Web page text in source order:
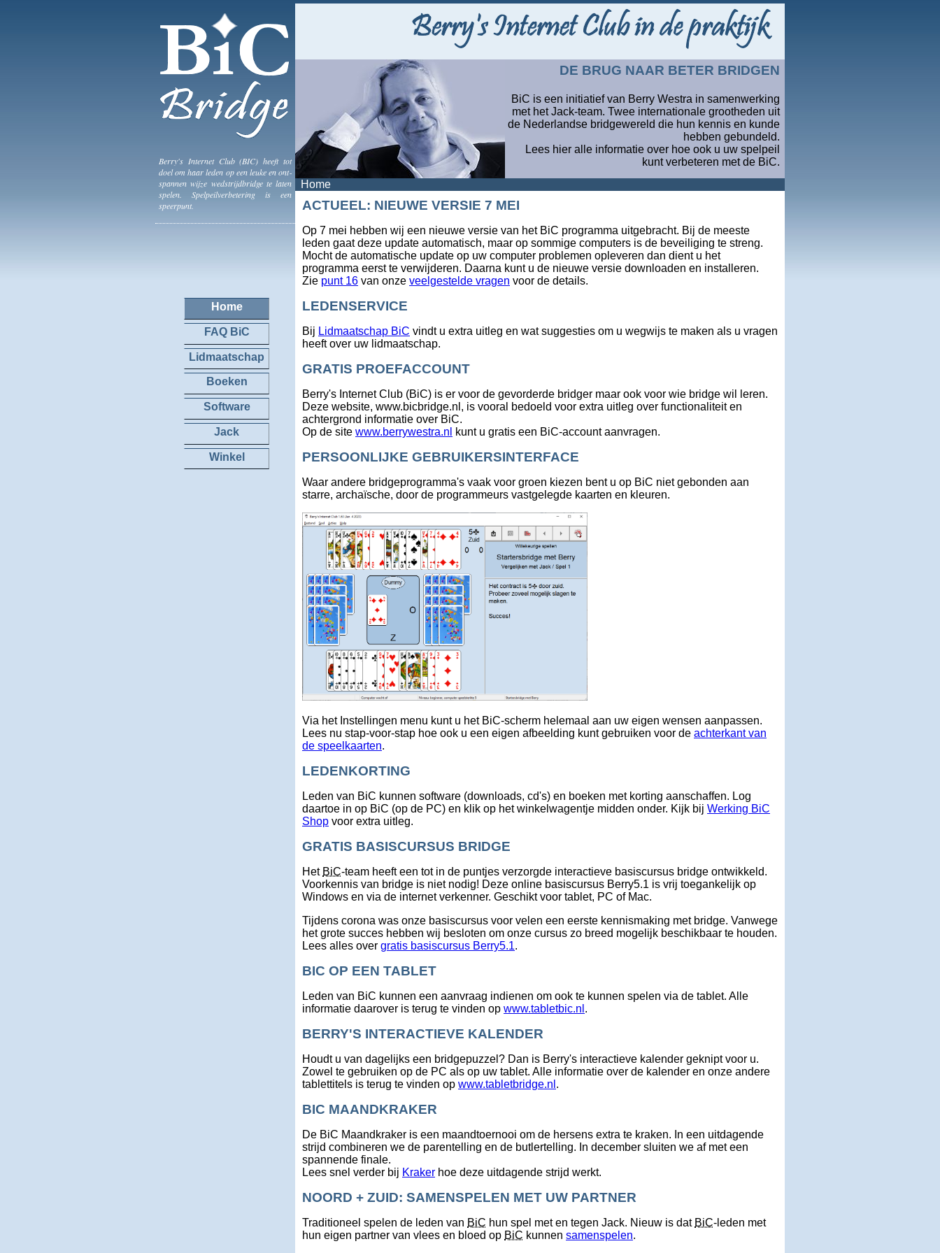
Berry's Internet Club (BIC) heeft tot
doel om haar leden op een leuke en ont­
spannen wijze wed­strijd­bridge te laten
spelen. Spel­peil­ver­be­te­ring is een
speerpunt.
DE BRUG NAAR BETER BRIDGEN
BiC is een initiatief van Berry Westra in samenwerking
met het Jack-team. Twee internationale grootheden uit
de Nederlandse bridgewereld die hun kennis en kunde
hebben gebundeld.
Lees hier alle informatie over hoe ook u uw spelpeil
kunt verbeteren met de BiC.
Home
ACTUEEL: NIEUWE VERSIE 7 MEI
Op 7 mei hebben wij een nieuwe versie van het BiC programma uitgebracht. Bij de meeste
leden gaat deze update automatisch, maar op sommige computers is de beveiliging te streng.
Mocht de automatische update op uw computer problemen opleveren dan dient u het
programma eerst te verwijderen. Daarna kunt u de nieuwe versie downloaden en installeren.
Zie punt 16 van onze veelgestelde vragen voor de details.
LEDENSERVICE
Bij Lidmaatschap BiC vindt u extra uitleg en wat suggesties om u wegwijs te maken als u vragen
heeft over uw lidmaatschap.
GRATIS PROEFACCOUNT
Berry's Internet Club (BiC) is er voor de gevorderde bridger maar ook voor wie bridge wil leren.
Deze website, www.bicbridge.nl, is vooral bedoeld voor extra uitleg over functionaliteit en
achtergrond informatie over BiC.
Op de site www.berrywestra.nl kunt u gratis een BiC-account aanvragen.
PERSOONLIJKE GEBRUIKERSINTERFACE
Waar andere bridgeprogramma's vaak voor groen kiezen bent u op BiC niet gebonden aan
starre, archaïsche, door de programmeurs vastgelegde kaarten en kleuren.
Via het Instellingen menu kunt u het BiC-scherm helemaal aan uw eigen wensen aanpassen.
Lees nu stap-voor-stap hoe ook u een eigen afbeelding kunt gebruiken voor de achterkant van
de speelkaarten.
LEDENKORTING
Leden van BiC kunnen software (downloads, cd's) en boeken met korting aanschaffen. Log
daartoe in op BiC (op de PC) en klik op het winkelwagentje midden onder. Kijk bij Werking BiC
Shop voor extra uitleg.
GRATIS BASISCURSUS BRIDGE
Het BiC-team heeft een tot in de puntjes verzorgde interactieve basiscursus bridge ontwikkeld.
Voorkennis van bridge is niet nodig! Deze online basiscursus Berry5.1 is vrij toegankelijk op
Windows en via de internet verkenner. Geschikt voor tablet, PC of Mac.
Tijdens corona was onze basiscursus voor velen een eerste kennismaking met bridge. Vanwege
het grote succes hebben wij besloten om onze cursus zo breed mogelijk beschikbaar te houden.
Lees alles over gratis basiscursus Berry5.1.
BIC OP EEN TABLET
Leden van BiC kunnen een aanvraag indienen om ook te kunnen spelen via de tablet. Alle
informatie daarover is terug te vinden op www.tabletbic.nl .
BERRY'S INTERACTIEVE KALENDER
Houdt u van dagelijks een bridgepuzzel? Dan is Berry's interactieve kalender geknipt voor u.
Zowel te gebruiken op de PC als op uw tablet. Alle informatie over de kalender en onze andere
tablettitels is terug te vinden op www.tabletbridge.nl .
BIC MAANDKRAKER
De BiC Maandkraker is een maandtoernooi om de hersens extra te kraken. In een uitdagende
strijd combineren we de parentelling en de butlertelling. In december sluiten we af met een
spannende finale.
Lees snel verder bij Kraker hoe deze uitdagende strijd werkt.
NOORD + ZUID: SAMENSPELEN MET UW PARTNER
Traditioneel spelen de leden van BiC hun spel met en tegen Jack. Nieuw is dat BiC-leden met
hun eigen partner van vlees en bloed op BiC kunnen samenspelen.
Home
FAQ BiC
Lidmaatschap
Boeken
Software
Jack
Winkel